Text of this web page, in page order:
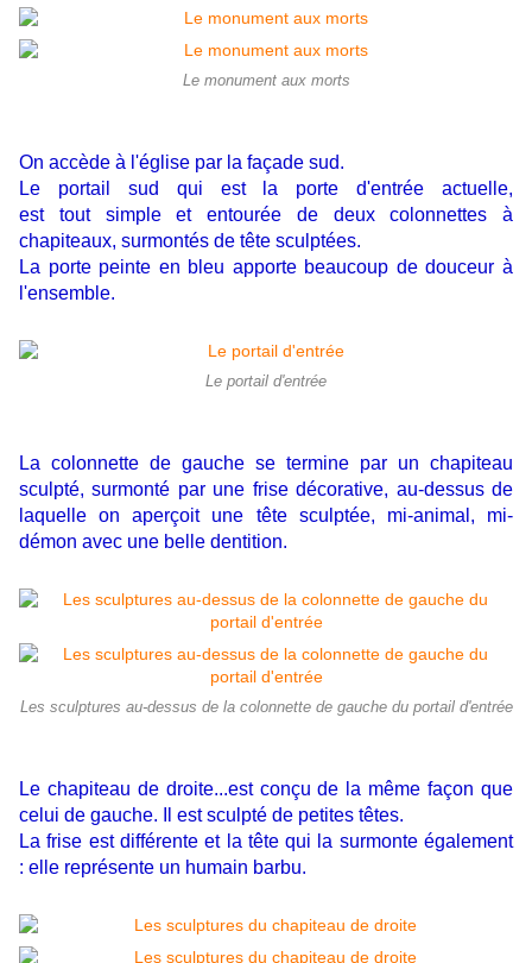
Le monument aux morts
On accède à l'église par la façade sud.
Le portail sud qui est la porte d'entrée actuelle,
est tout simple et entourée de deux colonnettes à
chapiteaux, surmontés de tête sculptées.
La porte peinte en bleu apporte beaucoup de douceur à
l'ensemble.
Le portail d'entrée
La colonnette de gauche se termine par un chapiteau
sculpté, surmonté par une frise décorative, au-dessus de
laquelle on aperçoit une tête sculptée, mi-animal, mi-
démon avec une belle dentition.
Les sculptures au-dessus de la colonnette de gauche du portail d'entrée
Le chapiteau de droite...est conçu de la même façon que
celui de gauche. Il est sculpté de petites têtes.
La frise est différente et la tête qui la surmonte également
: elle représente un humain barbu.